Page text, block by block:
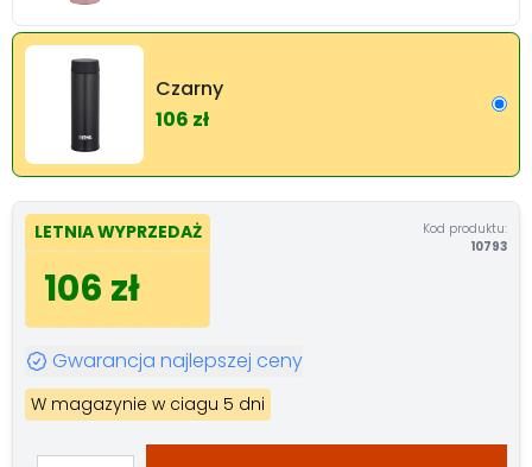
Czarny
106 zł
LETNIA WYPRZEDAŻ
106 zł
Kod produktu:
10793
Gwarancja najlepszej ceny
W magazynie w ciagu 5 dni